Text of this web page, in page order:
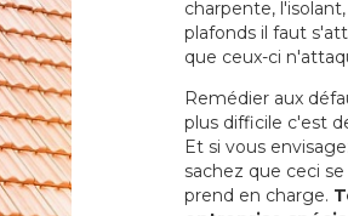
charpente,
plafonds il faut
que ceux-ci
Remédier aux
plus difficile c'est
Et si vous
sachez que ceci
prend en charge.